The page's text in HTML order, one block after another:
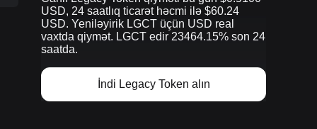
USD, 24 saatlıq ticarət həcmi ilə $60.24
USD. Yeniləyirik LGCT üçün USD real
vaxtda qiymət. LGCT edir 23464.15% son 24
saatda.
İndi Legacy Token alın